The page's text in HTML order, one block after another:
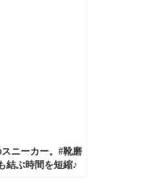
ニーカー。#靴磨
結ぶ時間を短縮♪